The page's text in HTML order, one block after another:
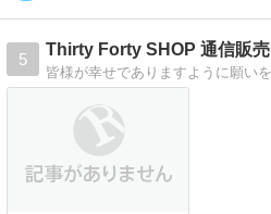
5
Thirty Forty SHOP 通信販売